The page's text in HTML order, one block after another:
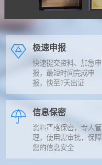
极速申报
快速提交资料、加急申
报，最短时间完成申
报，快至7天出证
信息保密
资料严格保密，专人管
理，使用需审批，保障
您的信息安全